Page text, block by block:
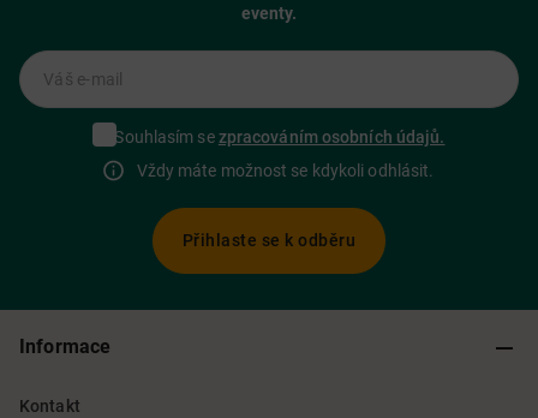
eventy.
Váš e-mail
Souhlasím sezpracováním osobních údajů.
Vždy máte možnost se kdykoli odhlásit.
Přihlaste se k odběru
Informace
Kontakt